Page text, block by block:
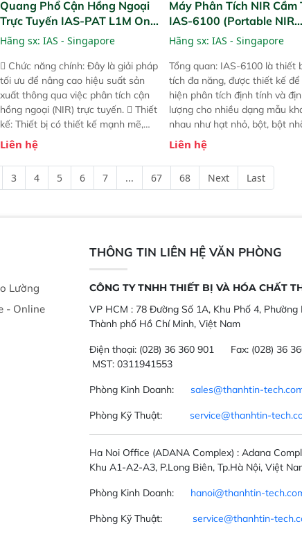
Quang Phổ Cận Hồng Ngoại
Trực Tuyến IAS-PAT L1M On-
Line NIR
Hãng sx: IAS - Singapore
 Chức năng chính: Đây là giải pháp
tối ưu để nâng cao hiệu suất sản
xuất thông qua việc phân tích cận
hồng ngoại (NIR) trực tuyến.  Thiết
kế: Thiết bị có thiết kế mạnh mẽ,
mô-đun hóa, hỗ trợ tản nhiệt tăng
cường và đã qua kiểm tra áp suất
nghiêm ngặt.  Cam kết: Mang lại
khả năng theo dõi thông số theo
Liên hệ
Máy Phân Tích NIR Cầm
IAS-6100 (Portable NIR
Analyzer)
Hãng sx: IAS - Singapore
Tổng quan: IAS-6100 là thiết
tích đa năng, được thiết kế
hiện phân tích định tính và
lượng cho nhiều dạng mẫu
nhau như hạt nhỏ, bột, bột
chất lỏng. Thiết bị này cho
kỳ ai cũng có thể thực hiện
đa thành phần chỉ với một nút
đơn giản, mọi lúc, mọi nơi.
Liên hệ
3 4 5 6 7 ... 67 68 Next Last
Lường
- Online
THÔNG TIN LIÊN HỆ VĂN PHÒNG
CÔNG TY TNHH THIẾT BỊ VÀ HÓA CHẤT
VP HCM : 78 Đường Số 1A, Khu Phố 4, Phường
Thành phố Hồ Chí Minh, Việt Nam
Điện thoại: (028) 36 360 901 Fax: (028) 36
MST: 0311941553
Phòng Kinh Doanh: sales@thanhtin-
Phòng Kỹ Thuật: service@thanhtin-
Ha Noi Office (ADANA Complex) : Adana
Khu A1-A2-A3, P.Long Biên, Tp.Hà Nội, Việt
Phòng Kinh Doanh: hanoi@thanhtin-
Phòng Kỹ Thuật: service@thanhtin-